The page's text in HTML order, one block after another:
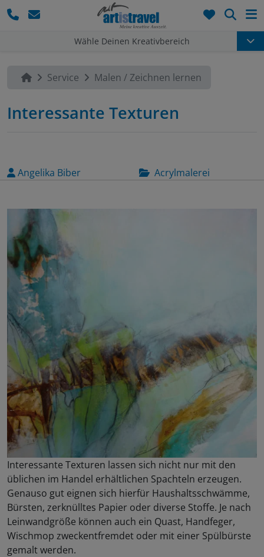
Wähle Deinen Kreativbereich
Service Malen / Zeichnen lernen
Interessante Texturen
Angelika Biber Acrylmalerei
Interessante Texturen lassen sich nicht nur mit den
üblichen im Handel erhältlichen Spachteln erzeugen.
Genauso gut eignen sich hierfür Haushaltsschwämme,
Bürsten, zerknülltes Papier oder diverse Stoffe. Je nach
Leinwandgröße können auch ein Quast, Handfeger,
Wischmop zweckentfremdet oder mit einer Spülbürste
gemalt werden.